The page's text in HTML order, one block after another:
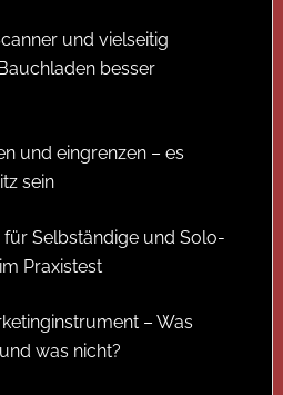
und vielseitig
besser
und eingrenzen – es
sein
Selbständige und Solo-
Praxistest
– Was
was nicht?